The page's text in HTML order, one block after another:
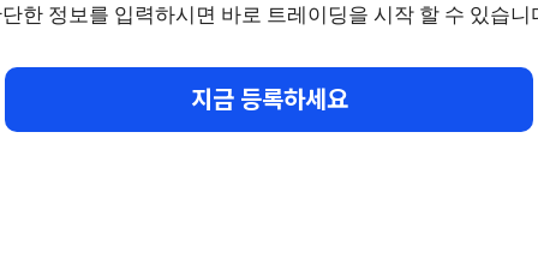
한 정보를 입력하시면 바로 트레이딩을 시작 할 수 있습니
지금 등록하세요